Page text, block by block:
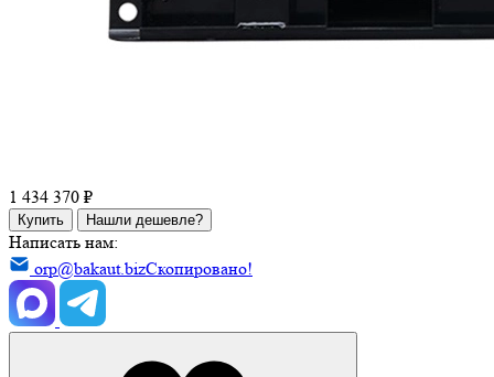
1 434 370 ₽
Купить Нашли дешевле?
Написать нам:
orp@bakaut.bizСкопировано!